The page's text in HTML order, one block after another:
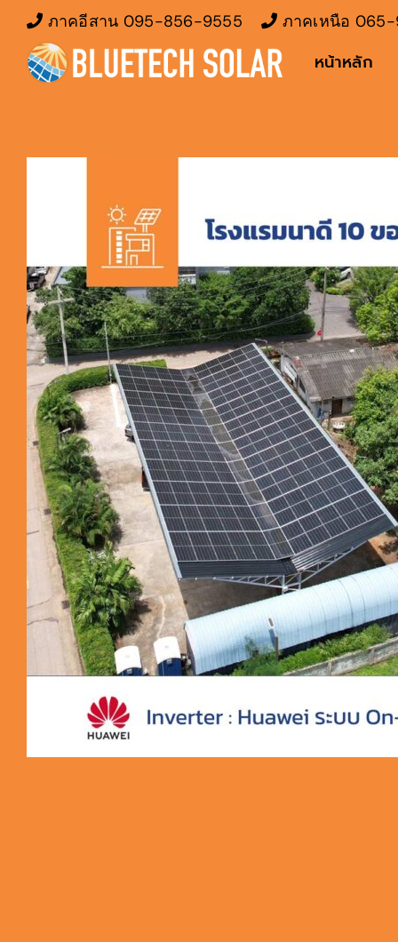
content
ภาคอีสาน 095-856-9555 ภาคเหนือ 065-
หน้าหลัก
ผลงาน Car